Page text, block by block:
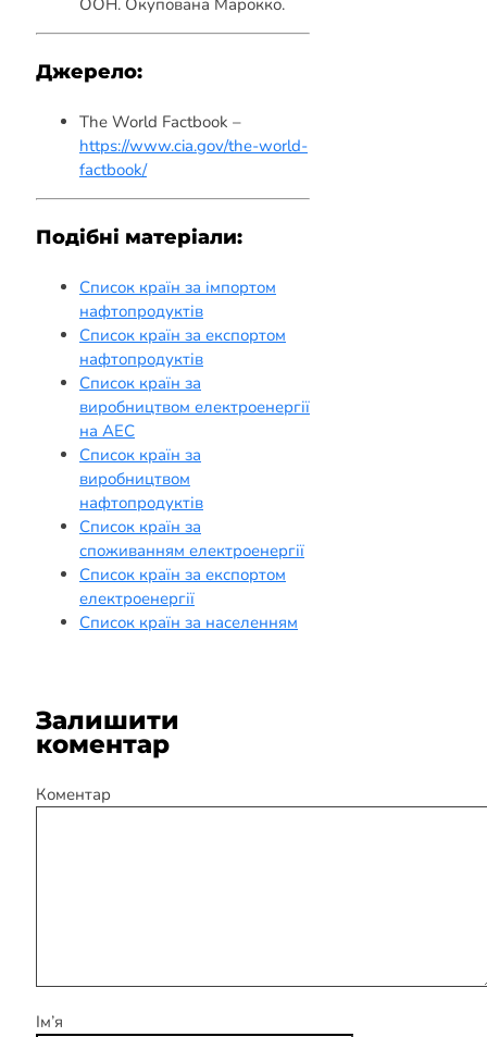
ООН. Окупована Марокко.
Джерело:
The World Factbook –
https://www.cia.gov/the-world-
factbook/
Подібні матеріали:
Список країн за імпортом
нафтопродуктів
Список країн за експортом
нафтопродуктів
Список країн за
виробництвом електроенергії
на АЕС
Список країн за
виробництвом
нафтопродуктів
Список країн за
споживанням електроенергії
Список країн за експортом
електроенергії
Список країн за населенням
Залишити
коментар
Коментар
Ім’я